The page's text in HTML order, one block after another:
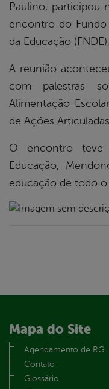
Paulino, participou
encontro do
da Educação
A reunião
com palestras
Alimentação
de Ações
O encontro teve
Educação,
educação de todo o
Mapa do Site
Agendamento de RG
Contato
Glossário